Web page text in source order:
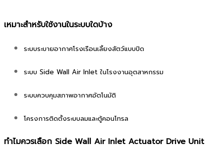
เหมาะสำหรับใช้งานในระบบใดบ้าง
ระบบระบายอากาศโรงเรือนเลี้ยงสัตว์แบบปิด
ระบบ Side Wall Air Inlet ในโรงงานอุตสาหกรรม
ระบบควบคุมสภาพอากาศอัตโนมัติ
โครงการติดตั้งระบบลมและตู้คอนโทรล
ทำไมควรเลือก Side Wall Air Inlet Actuator Drive Unit